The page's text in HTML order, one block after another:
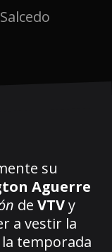
su
Aguerre
de VTVy
a vestir la
temporada